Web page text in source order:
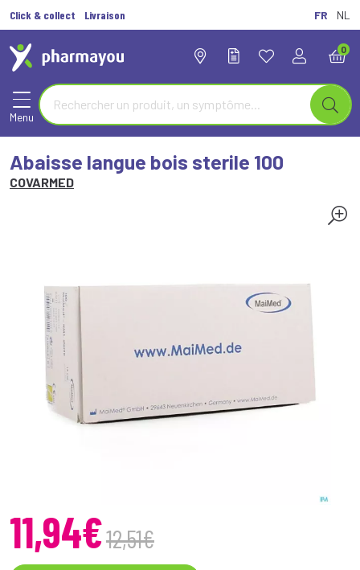
Click & collect Livraison FR NL
0
Menu
Abaisse langue bois sterile 100
COVARMED
11,94€12,51€